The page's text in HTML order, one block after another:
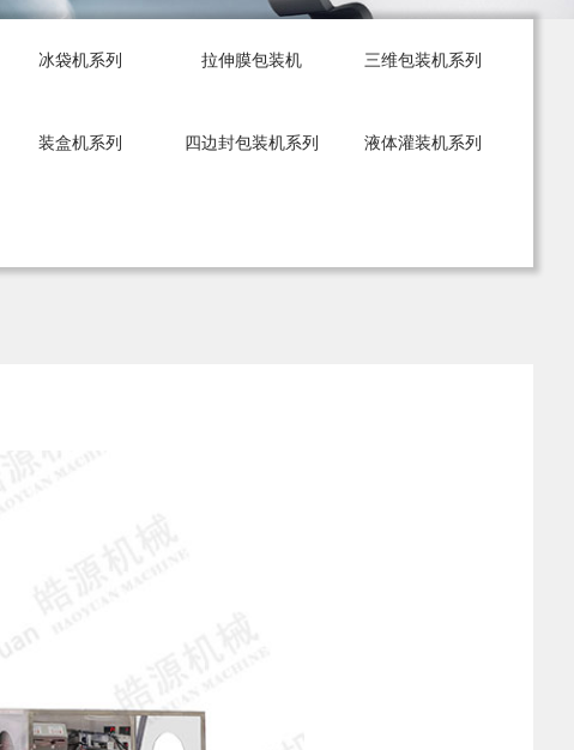
冰袋机系列 拉伸膜包装机 三维包装机系列
装盒机系列 四边封包装机系列 液体灌装机系列